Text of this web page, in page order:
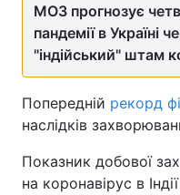
МОЗ прогнозує
пандемії в Україні
"індійський" штам
Попередній рекорд
наслідків
Показник добової
на коронавірус в